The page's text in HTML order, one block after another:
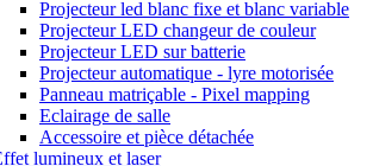
Projecteur led blanc fixe et blanc variable
Projecteur LED changeur de couleur
Projecteur LED sur batterie
Projecteur automatique - lyre motorisée
Panneau matriçable - Pixel mapping
Eclairage de salle
Accessoire et pièce détachée
lumineux et laser